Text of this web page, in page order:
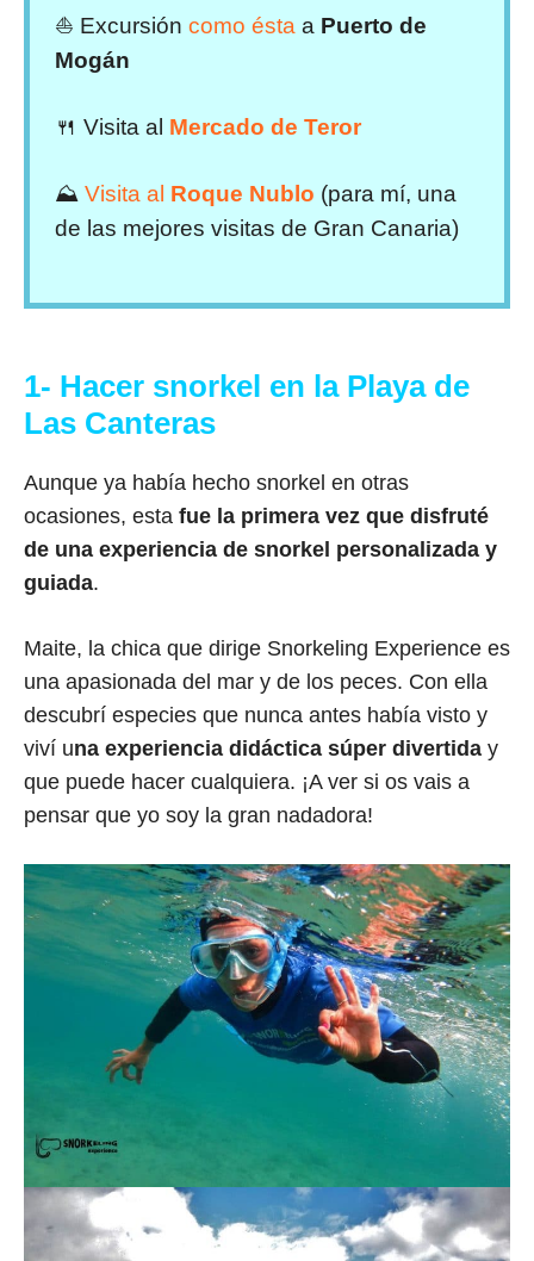
⛵ Excursióncomo ésta a Puerto de
Mogán
🍴 Visita al Mercado de Teror
⛰Visita al Roque Nublo (para mí, una
de las mejores visitas de Gran Canaria)
1- Hacer snorkel en la Playa de
Las Canteras
Aunque ya había hecho snorkel en otras
ocasiones, esta fue la primera vez que disfruté
de una experiencia de snorkel personalizada y
guiada.
Maite, la chica que dirige Snorkeling Experience es
una apasionada del mar y de los peces. Con ella
descubrí especies que nunca antes había visto y
viví una experiencia didáctica súper divertida y
que puede hacer cualquiera. ¡A ver si os vais a
pensar que yo soy la gran nadadora!